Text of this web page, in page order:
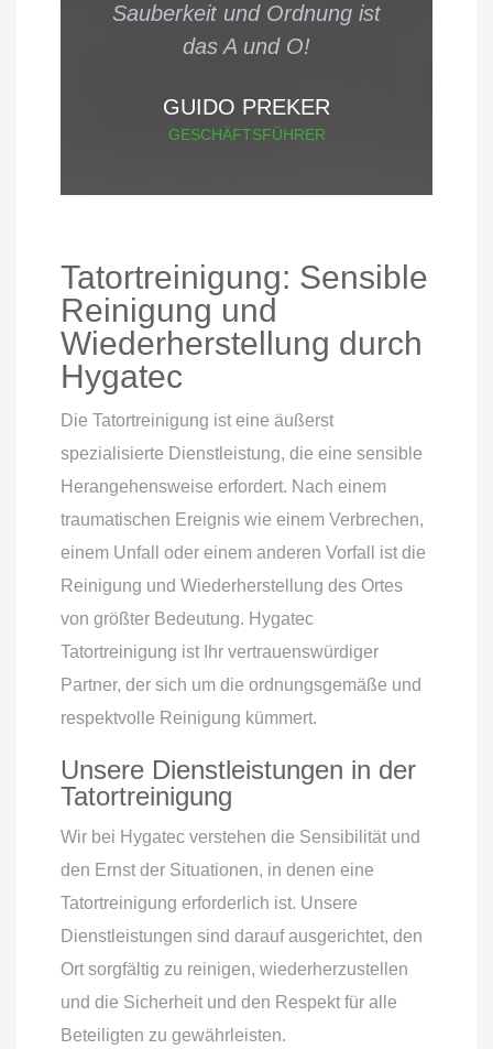
Sauberkeit und Ordnung ist
das A und O!
GUIDO PREKER
GESCHÄFTSFÜHRER
Tatortreinigung: Sensible
Reinigung und
Wiederherstellung durch
Hygatec
Die Tatortreinigung ist eine äußerst
spezialisierte Dienstleistung, die eine sensible
Herangehensweise erfordert. Nach einem
traumatischen Ereignis wie einem Verbrechen,
einem Unfall oder einem anderen Vorfall ist die
Reinigung und Wiederherstellung des Ortes
von größter Bedeutung. Hygatec
Tatortreinigung ist Ihr vertrauenswürdiger
Partner, der sich um die ordnungsgemäße und
respektvolle Reinigung kümmert.
Unsere Dienstleistungen in der
Tatortreinigung
Wir bei Hygatec verstehen die Sensibilität und
den Ernst der Situationen, in denen eine
Tatortreinigung erforderlich ist. Unsere
Dienstleistungen sind darauf ausgerichtet, den
Ort sorgfältig zu reinigen, wiederherzustellen
und die Sicherheit und den Respekt für alle
Beteiligten zu gewährleisten.